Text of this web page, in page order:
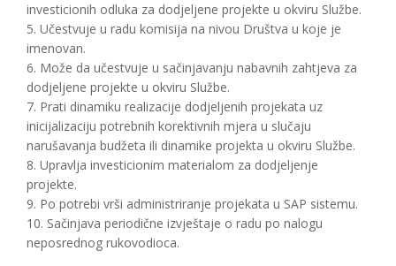
investicionih odluka za dodjeljene projekte u okviru Službe.
5. Učestvuje u radu komisija na nivou Društva u koje je
imenovan.
6. Može da učestvuje u sačinjavanju nabavnih zahtjeva za
dodjeljene projekte u okviru Službe.
7. Prati dinamiku realizacije dodjeljenih projekata uz
inicijalizaciju potrebnih korektivnih mjera u slučaju
narušavanja budžeta ili dinamike projekta u okviru Službe.
8. Upravlja investicionim materialom za dodjeljenje
projekte.
9. Po potrebi vrši administriranje projekata u SAP sistemu.
10. Sačinjava periodične izvještaje o radu po nalogu
neposrednog rukovodioca.